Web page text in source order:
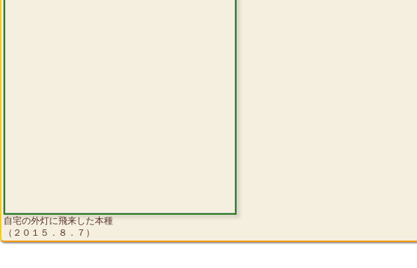
自宅の外灯に飛来した本種
（２０１５．８．７）